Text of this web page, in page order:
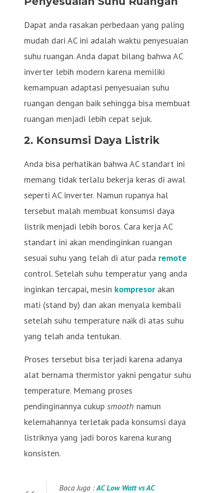
Dapat anda rasakan perbedaan yang paling
mudah dari AC ini adalah waktu penyesuaian
suhu ruangan. Anda dapat bilang bahwa AC
inverter lebih modern karena memiliki
kemampuan adaptasi penyesuaian suhu
ruangan dengan baik sehingga bisa membuat
ruangan menjadi lebih cepat sejuk.
2. Konsumsi Daya Listrik
Anda bisa perhatikan bahwa AC standart ini
memang tidak terlalu bekerja keras di awal
seperti AC inverter. Namun rupanya hal
tersebut malah membuat konsumsi daya
listrik menjadi lebih boros. Cara kerja AC
standart ini akan mendinginkan ruangan
sesuai suhu yang telah di atur pada remote
control. Setelah suhu temperatur yang anda
inginkan tercapai, mesin kompresorakan
mati (stand by) dan akan menyala kembali
setelah suhu temperature naik di atas suhu
yang telah anda tentukan.
Proses tersebut bisa terjadi karena adanya
alat bernama thermistor yakni pengatur suhu
temperature. Memang proses
pendinginannya cukup smooth namun
kelemahannya terletak pada konsumsi daya
listriknya yang jadi boros karena kurang
konsisten.
Baca Juga : AC Low Watt vs AC